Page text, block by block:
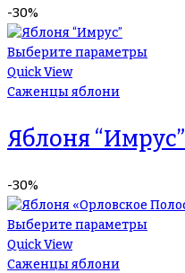
-30%
Выберите параметры
Quick View
Саженцы яблони
Яблоня “Имрус”
-30%
Выберите параметры
Quick View
Саженцы яблони